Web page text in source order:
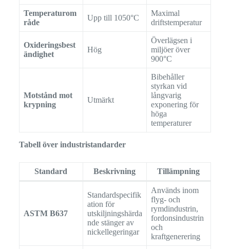
Temperaturom
råde
Upp till 1050°C
Maximal
driftstemperatur
Oxideringsbest
ändighet
Hög
Överlägsen i
miljöer över
900°C
Motstånd mot
krypning
Utmärkt
Bibehåller
styrkan vid
långvarig
exponering för
höga
temperaturer
Tabell över industristandarder
Standard Beskrivning Tillämpning
ASTM B637
Standardspecifik
ation för
utskiljningshärda
nde stänger av
nickellegeringar
Används inom
flyg- och
rymdindustrin,
fordonsindustrin
och
kraftgenerering